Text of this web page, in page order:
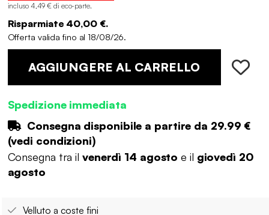
incluso 4,49 € di eco-parte.
Risparmiate 40,00 €.
Offerta valida fino al 18/08/26.
AGGIUNGERE AL CARRELLO
Spedizione immediata
Consegna disponibile a partire da 29.99 €
(vedi condizioni)
Consegna tra il venerdì 14 agosto e il giovedì 20
agosto
Velluto a coste fini